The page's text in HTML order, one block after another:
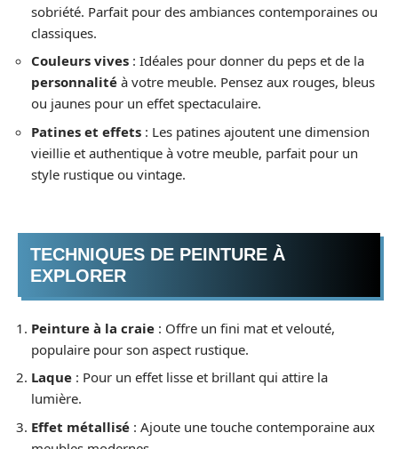
sobriété. Parfait pour des ambiances contemporaines ou
classiques.
Couleurs vives : Idéales pour donner du peps et de la
personnalité à votre meuble. Pensez aux rouges, bleus
ou jaunes pour un effet spectaculaire.
Patines et effets : Les patines ajoutent une dimension
vieillie et authentique à votre meuble, parfait pour un
style rustique ou vintage.
TECHNIQUES DE PEINTURE À
EXPLORER
Peinture à la craie : Offre un fini mat et velouté,
populaire pour son aspect rustique.
Laque : Pour un effet lisse et brillant qui attire la
lumière.
Effet métallisé : Ajoute une touche contemporaine aux